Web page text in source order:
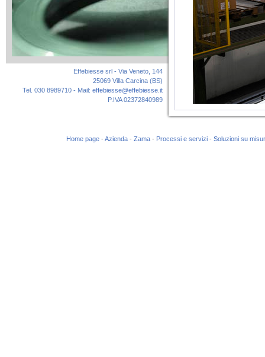
Effebiesse srl - Via Veneto, 144
25069 Villa Carcina (BS)
Tel. 030 8989710 - Mail: effebiesse@effebiesse.it
P.IVA 02372840989
Home page - Azienda - Zama - Processi e servizi - Soluzioni su